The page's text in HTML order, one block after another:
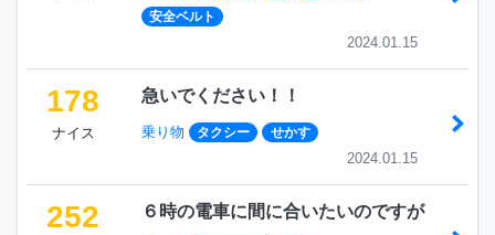
安全ベルト
2024.01.15
178
ナイス
急いでください！！
乗り物 タクシー せかす
2024.01.15
252 ６時の電車に間に合いたいのですが